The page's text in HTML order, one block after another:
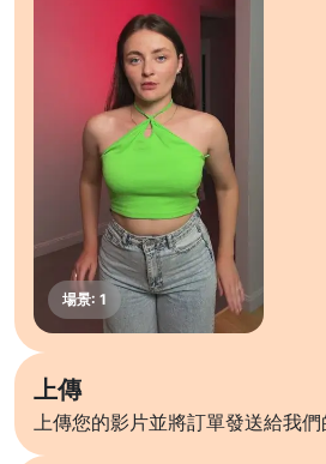
上傳
上傳您的影片並將訂單發送給我們